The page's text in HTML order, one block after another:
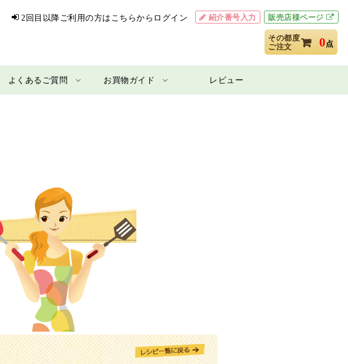
2回目以降ご利用の方はこちらからログイン 紹介番号入力 販売店様ページ
その都度
ご注文
0 点
よくあるご質問 お買物ガイド レビュー